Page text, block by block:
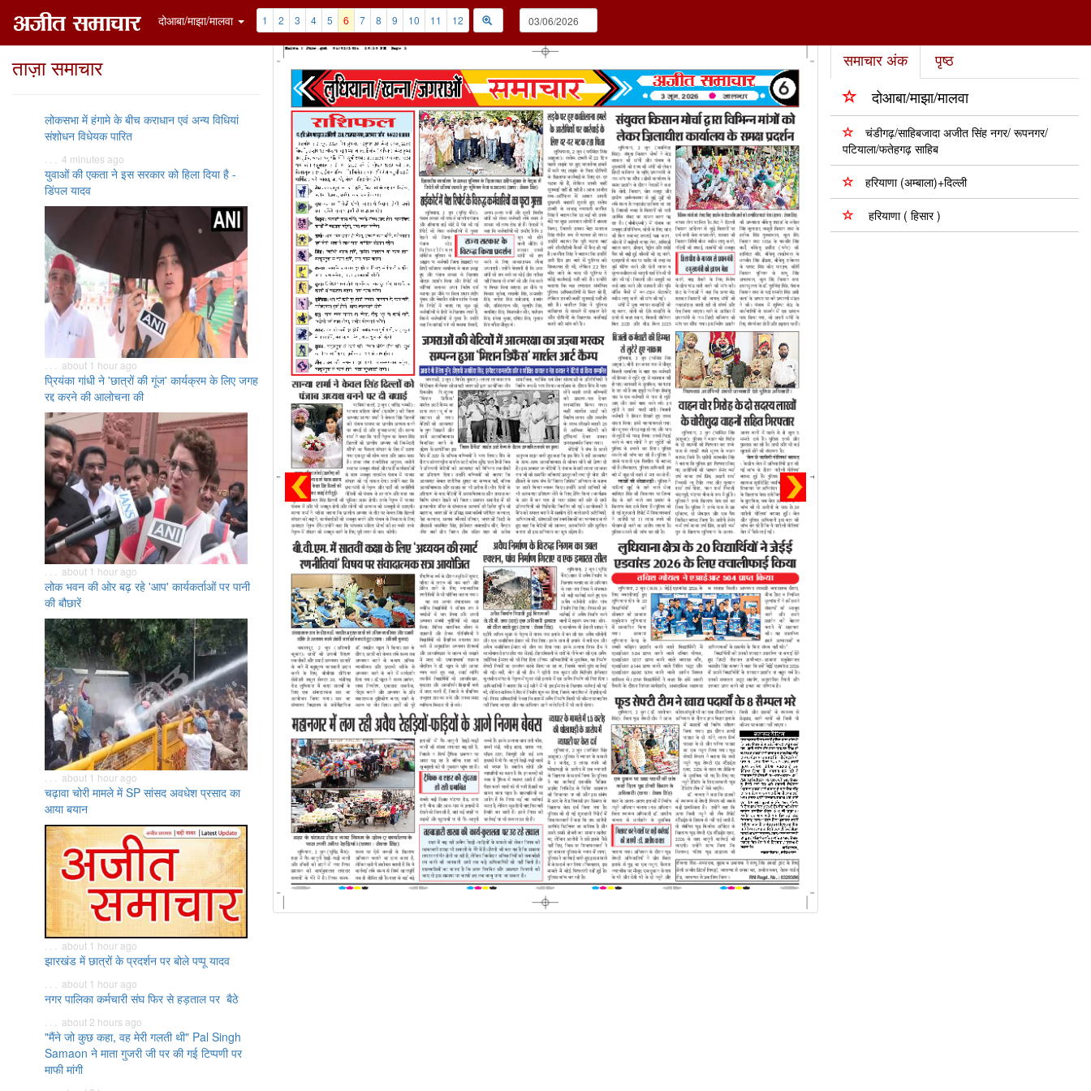
दोआबा/माझा/मालवा 1 2 3 4 5 6 7 8 9 10 11 12
ताज़ा समाचार
लोकसभा में हंगामे के बीच कराधान एवं अन्य विधियां
संशोधन विधेयक पारित
. . . 4 minutes ago
युवाओं की एकता ने इस सरकार को हिला दिया है -
डिंपल यादव
. . . about 1 hour ago
प्रियंका गांधी ने 'छात्रों की गूंज' कार्यक्रम के लिए जगह
रद्द करने की आलोचना की
. . . about 1 hour ago
लोक भवन की ओर बढ़ रहे 'आप' कार्यकर्ताओं पर पानी
की बौछारें
. . . about 1 hour ago
चढ़ावा चोरी मामले में SP सांसद अवधेश प्रसाद का
आया बयान
. . . about 1 hour ago
झारखंड में छात्रों के प्रदर्शन पर बोले पप्पू यादव
. . . about 1 hour ago
नगर पालिका कर्मचारी संघ फिर से हड़ताल पर बैठे
. . . about 2 hours ago
"मैंने जो कुछ कहा, वह मेरी गलती थी" Pal Singh
Samaon ने माता गुजरी जी पर की गई टिप्पणी पर
माफी मांगी
समाचार अंक
पृष्ठ
दोआबा/माझा/मालवा
चंडीगढ़/साहिबजादा अजीत सिंह नगर/ रूपनगर/
पटियाला/फतेहगढ़ साहिब
हरियाणा (अम्बाला)+दिल्ली
हरियाणा ( हिसार )